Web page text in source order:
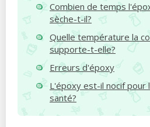
Combien de temps
sèche-t-il?
Quelle température la
supporte-t-elle?
Erreurs d'époxy
L'époxy est-il nocif pour
santé?